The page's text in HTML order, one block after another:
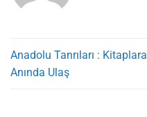
Anadolu Tanrıları : Kitaplara
Anında Ulaş